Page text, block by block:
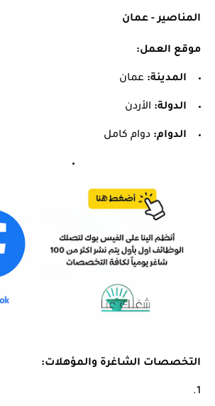
المناصير - عمان
موقع العمل:
المدينة: عمان
الدولة: الأردن
الدوام: دوام كامل
التخصصات الشاغرة والمؤهلات: